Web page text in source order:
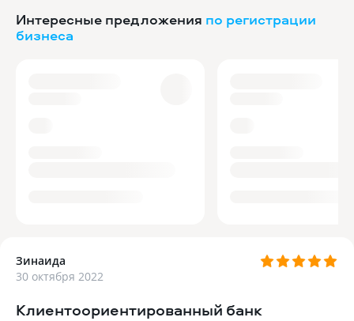
Интересные предложения по регистрации
бизнеса
Зинаида
30 октября 2022
Клиентоориентированный банк